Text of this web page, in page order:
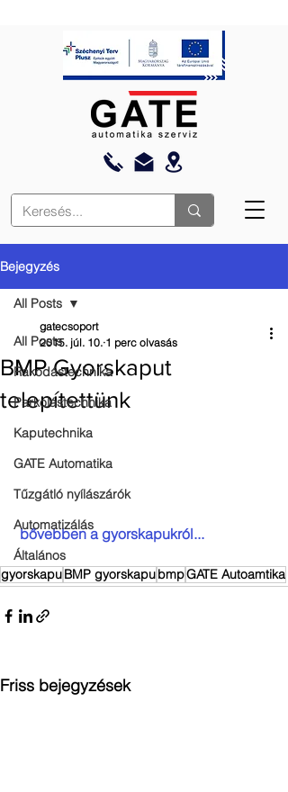
Bejegyzés
All Posts
Rakodástechnika
Parkolástechnika
Kaputechnika
GATE Automatika
Tűzgátló nyílászárók
Automatizálás
Általános
All Posts
BMP Gyorskaput
telepítettünk
gatecsoport
2015. júl. 10. 1 perc olvasás
bővebben a gyorskapukról...
gyorskapuBMP gyorskapubmpGATE Autoamtika
Friss bejegyzések